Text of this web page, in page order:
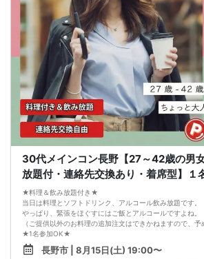
2. 服装の指定はございません。多くのお客様はカジュアル
れています。
3. 開催判断はイベント前日の時点で男性３名・女性３名
なりますが、当日に参加者のキャンセルで比率が崩れた
回った場合、一切返金などの保証はいたしませんのでご了
4. イベントページ内の「お申し込み状況」等はキャンセ
数、男女比率と異なる可能性がございます。
5. 当日は店舗の外ではなく店舗内で受付いたします。店内
で来た」旨をお伝えください。
6. お釣りの用意はございませんので、出ないようにご準備
7. 当日は年齢確認のできる身分証をお持ちください。イベ
ことが発覚した場合、参加費を全額徴収し返金はいたしか
8. 15分以上の遅刻はキャンセルとみなす可能性があります
9. 当日受付にお越しになってからのキャンセル、途中キ
泊費、通信費等の返金は行いません。
11. 領収書の発行はいたしかねます。
お申し込みが完了した時点で上記すべての事項に同意した
8/15(土)20代夜コン長野
30代メインコン長野【27～42歳の男
放題付・連絡先交換あり・着席型】１
★料理＆飲み放題付き★
当日は料理とソフトドリンク、アルコール飲み放題です。
やっぱり、緊張をほぐすにはご飯とアルコールですよね。
（ご提供以外のお料理の追加注文はできかねますので、予
★1名参加OK★
他の1名参加の方とペアになりますし、友達作りにも最適で
基本的には２：２のグループトークとなります。
長野市 | 8月15日(土) 19:00〜